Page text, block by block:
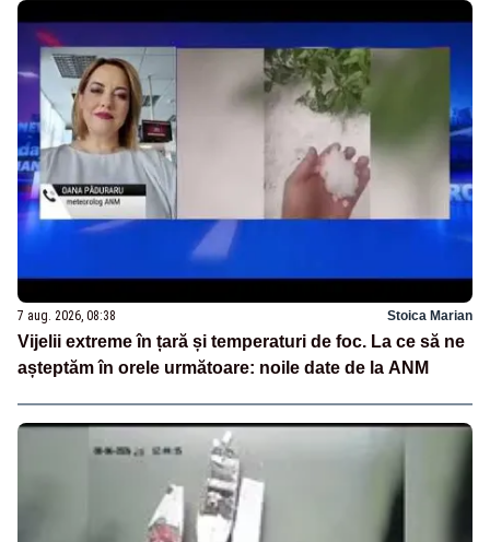
7 aug. 2026, 08:38 Stoica Marian
Vijelii extreme în țară și temperaturi de foc. La ce să ne
așteptăm în orele următoare: noile date de la ANM